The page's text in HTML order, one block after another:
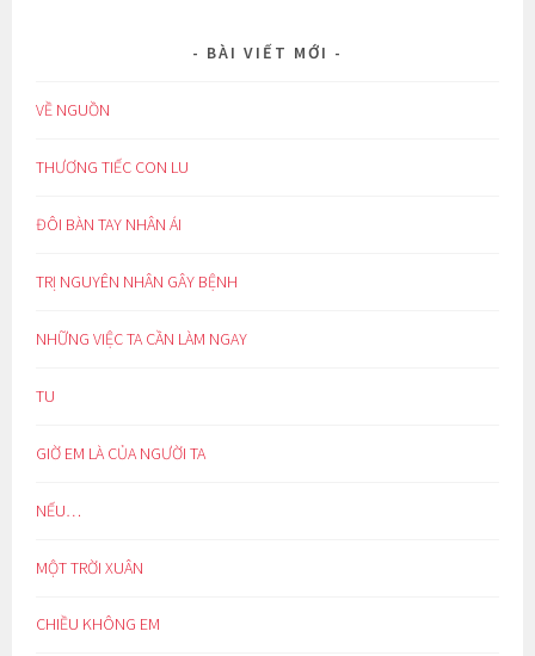
BÀI VIẾT MỚI
VỀ NGUỒN
THƯƠNG TIẾC CON LU
ĐÔI BÀN TAY NHÂN ÁI
TRỊ NGUYÊN NHÂN GÂY BỆNH
NHỮNG VIỆC TA CẦN LÀM NGAY
TU
GIỜ EM LÀ CỦA NGƯỜI TA
NẾU…
MỘT TRỜI XUÂN
CHIỀU KHÔNG EM